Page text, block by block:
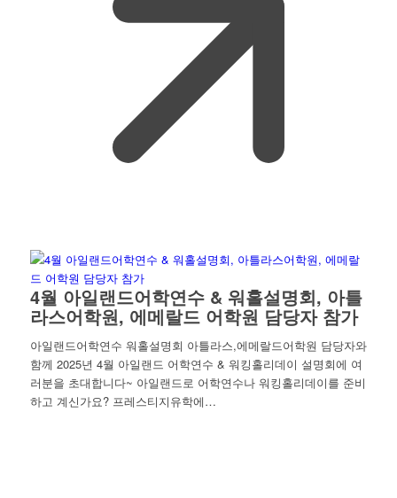
4월 아일랜드어학연수 & 워홀설명회, 아틀
라스어학원, 에메랄드 어학원 담당자 참가
아일랜드어학연수 워홀설명회 아틀라스,에메랄드어학원 담당자와
함께 2025년 4월 아일랜드 어학연수 & 워킹홀리데이 설명회에 여
러분을 초대합니다~ 아일랜드로 어학연수나 워킹홀리데이를 준비
하고 계신가요? 프레스티지유학에…